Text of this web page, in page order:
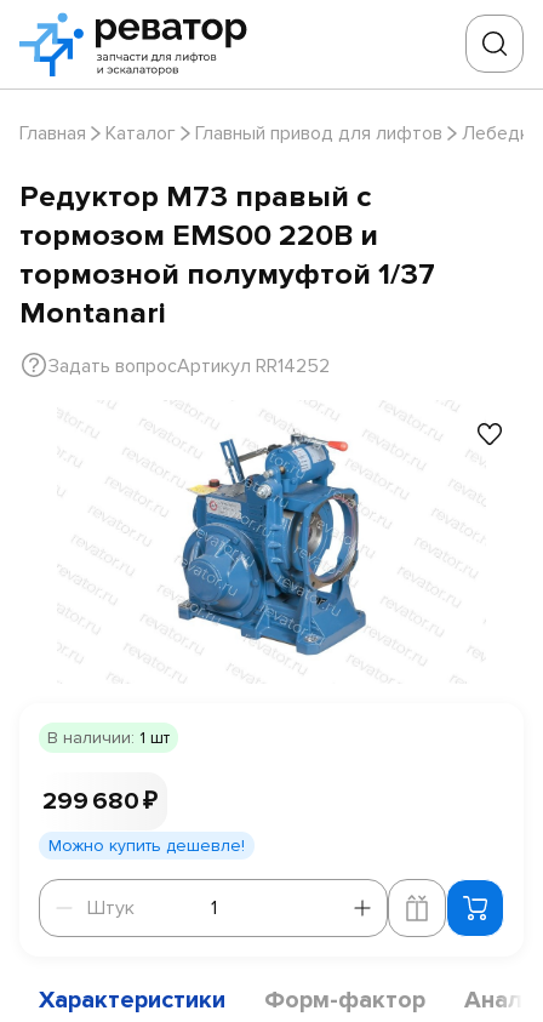
Главная Каталог Главный привод для лифтов
Редуктор M73 правый с
тормозом EMS00 220В и
тормозной полумуфтой 1/37
Montanari
Задать вопросАртикул RR14252
В наличии: 1 шт
299 680 ₽
Можно купить дешевле!
Штук
Штук
Характеристики Форм-фактор